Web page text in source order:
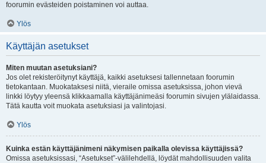
foorumin evästeiden poistaminen voi auttaa.
Ylös
Käyttäjän asetukset
Miten muutan asetuksiani?
Jos olet rekisteröitynyt käyttäjä, kaikki asetuksesi tallennetaan foorumin
tietokantaan. Muokataksesi niitä, vieraile omissa asetuksissa, johon vievä
linkki löytyy yleensä klikkaamalla käyttäjänimeäsi foorumin sivujen ylälaidassa.
Tätä kautta voit muokata asetuksiasi ja valintojasi.
Ylös
Kuinka estän käyttäjänimeni näkymisen paikalla olevissa käyttäjissä?
Omissa asetuksissasi, “Asetukset”-välilehdellä, löydät mahdollisuuden valita